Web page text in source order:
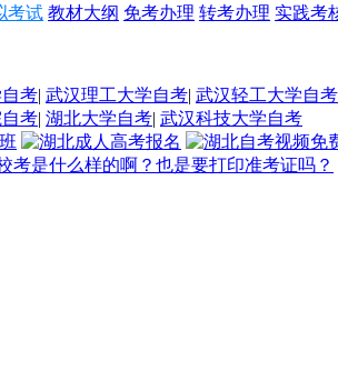
考试 教材大纲 免考办理 转考办理 实践考
考| 武汉理工大学自考| 武汉轻工大学自考
考| 湖北大学自考| 武汉科技大学自考
考是什么样的啊？也是要打印准考证吗？